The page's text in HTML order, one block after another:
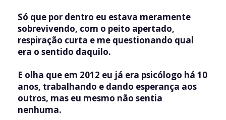
Só que por dentro eu estava meramente
sobrevivendo, com o peito apertado,
respiração curta e me questionando qual
era o sentido daquilo.
E olha que em 2012 eu já era psicólogo há 10
anos, trabalhando e dando esperança aos
outros, mas eu mesmo não sentia
nenhuma.